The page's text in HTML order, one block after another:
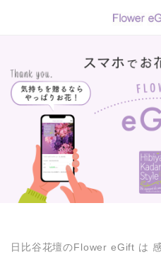
トップページ
法人のお客様
日比谷花壇のFlower eGift は